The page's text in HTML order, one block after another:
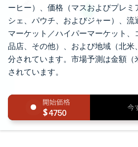
ーヒー）、価格（マスおよびプレミ
シェ、パウチ、およびジャー）、流
マーケット／ハイパーマーケット
品店、その他）、および地域（北米
分されています。市場予測は金額（
されています。
4750